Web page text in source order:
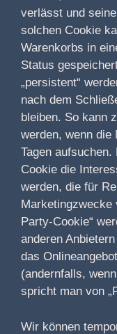
verlässt und
solchen Cookie
Warenkorbs in
Status
„persistent“
nach dem
bleiben. So kann
werden, wenn die
Tagen
Cookie die
werden, die für
Marketingzwecke
Party-Cookie“
anderen
das
(andernfalls,
spricht man von
Wir können